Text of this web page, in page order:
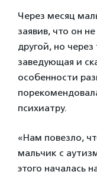
Через месяц
заявив, что он
другой, но
заведующая и
особенности
психиатру.
«Нам повезло,
мальчик с
этого началась